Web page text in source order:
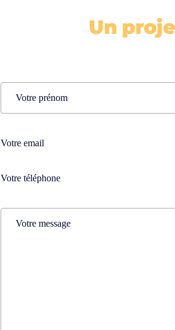
Un
Name
Téléphone(Nécessaire)
Téléphone(Nécessaire)
Comments